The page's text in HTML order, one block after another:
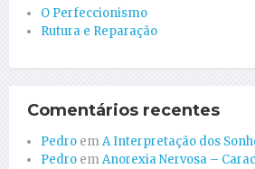
O Perfeccionismo
Rutura e Reparação
Comentários recentes
Pedro emA Interpretação dos
Pedro emAnorexia Nervosa –